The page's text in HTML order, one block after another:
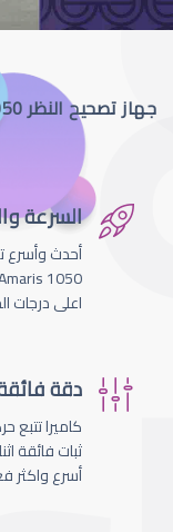
جهاز تصحيح النظر SCHWIND AMARIS 1050
السرعة
أحدث وأسرع
اعلى درجات
دقة
ثبات فائقة
أسرع واكثر